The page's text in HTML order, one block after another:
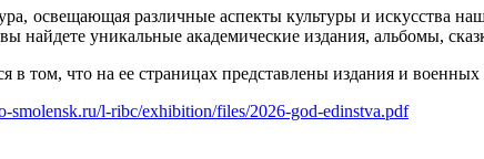
освещающая различные аспекты культуры и
найдете уникальные академические издания, альбомы,
в том, что на ее страницах представлены издания и военных
smolensk.ru/l-ribc/exhibition/files/2026-god-edinstva.pdf